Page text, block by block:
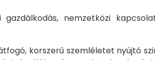
nemzetközi
korszerű szemléletet nyújtó